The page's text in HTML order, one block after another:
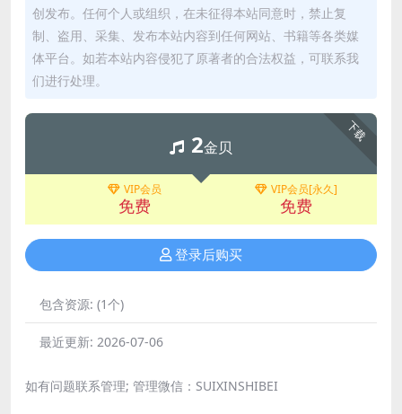
创发布。任何个人或组织，在未征得本站同意时，禁止复
制、盗用、采集、发布本站内容到任何网站、书籍等各类媒
体平台。如若本站内容侵犯了原著者的合法权益，可联系我
们进行处理。
下载
2金贝
VIP会员
免费
VIP会员[永久]
免费
登录后购买
包含资源: (1个)
最近更新: 2026-07-06
如有问题联系管理; 管理微信：SUIXINSHIBEI